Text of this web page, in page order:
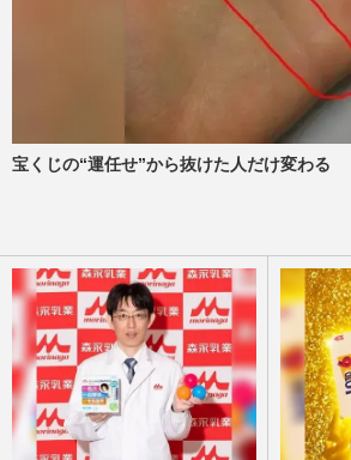
宝くじの“運任せ”から抜けた人だけ変わる